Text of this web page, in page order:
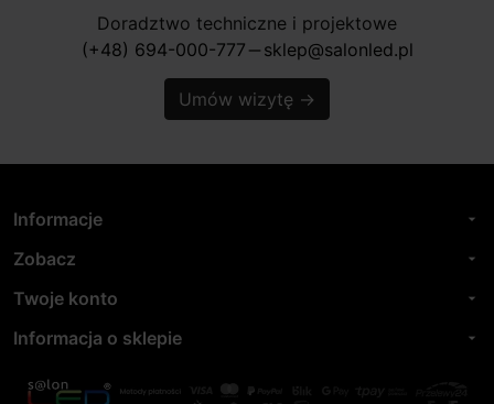
Doradztwo techniczne i projektowe
(+48) 694-000-777 horizontal_rule sklep@salonled.pl
Umów wizytę →
Informacje arrow_drop_down
Zobacz arrow_drop_down
Twoje konto arrow_drop_down
Informacja o sklepie arrow_drop_down